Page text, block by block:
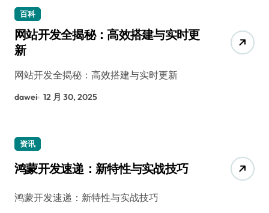
百科
网站开发全揭秘：高效搭建与实时更
新
网站开发全揭秘：高效搭建与实时更新
dawei 12 月 30, 2025
资讯
鸿蒙开发速递：新特性与实战技巧
鸿蒙开发速递：新特性与实战技巧